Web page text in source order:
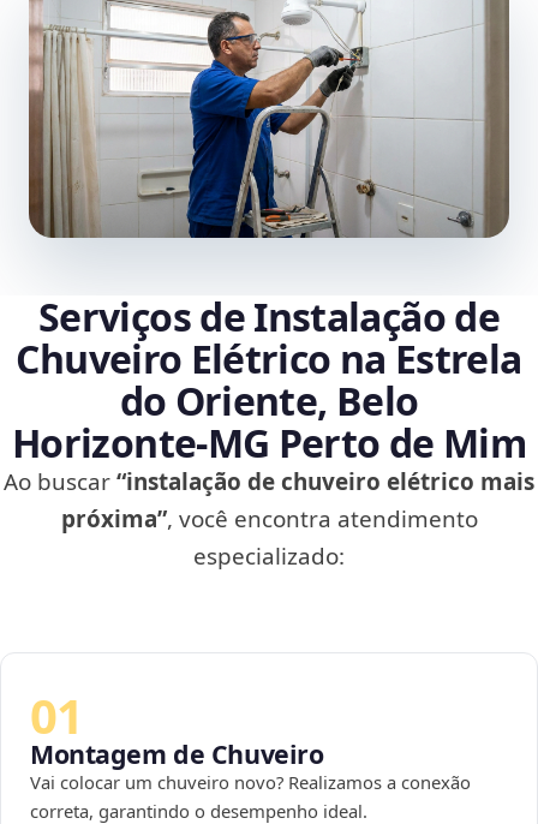
Serviços de Instalação de
Chuveiro Elétrico na Estrela
do Oriente, Belo
Horizonte‑MG Perto de Mim
Ao buscar“instalação de chuveiro elétrico mais
próxima”, você encontra atendimento
especializado:
01
Montagem de Chuveiro
Vai colocar um chuveiro novo? Realizamos a conexão
correta, garantindo o desempenho ideal.